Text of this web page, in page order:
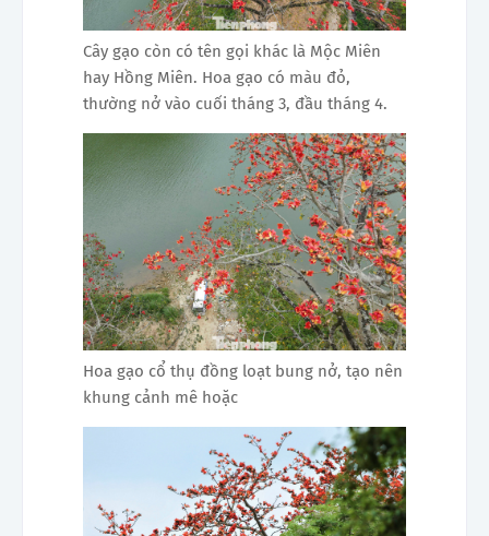
Cây gạo còn có tên gọi khác là Mộc Miên
hay Hồng Miên. Hoa gạo có màu đỏ,
thường nở vào cuối tháng 3, đầu tháng 4.
Hoa gạo cổ thụ đồng loạt bung nở, tạo nên
khung cảnh mê hoặc